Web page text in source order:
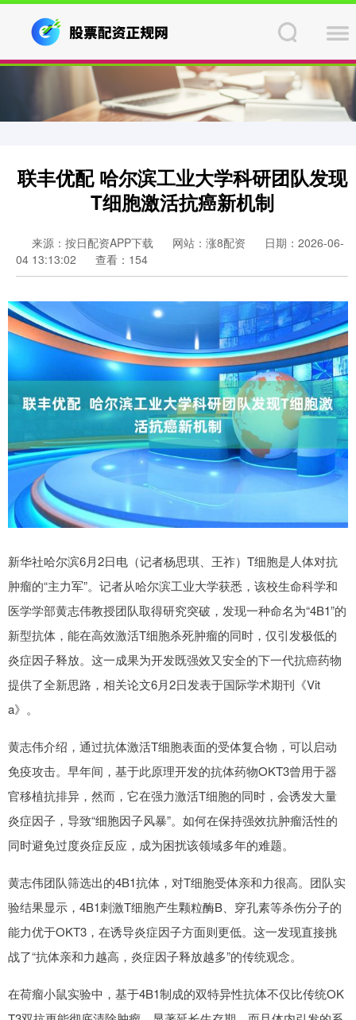
联丰优配 哈尔滨工业大学科研团队发现
T细胞激活抗癌新机制
来源：按日配资APP下载 网站：涨8配资
日期：2026-06-
04 13:13:02
查看：154
新华社哈尔滨6月2日电（记者杨思琪、王祚）T细胞是人体对抗
肿瘤的“主力军”。记者从哈尔滨工业大学获悉，该校生命科学和
医学学部黄志伟教授团队取得研究突破，发现一种命名为“4B1”的
新型抗体，能在高效激活T细胞杀死肿瘤的同时，仅引发极低的
炎症因子释放。这一成果为开发既强效又安全的下一代抗癌药物
提供了全新思路，相关论文6月2日发表于国际学术期刊《Vit
a》。
黄志伟介绍，通过抗体激活T细胞表面的受体复合物，可以启动
免疫攻击。早年间，基于此原理开发的抗体药物OKT3曾用于器
官移植抗排异，然而，它在强力激活T细胞的同时，会诱发大量
炎症因子，导致“细胞因子风暴”。如何在保持强效抗肿瘤活性的
同时避免过度炎症反应，成为困扰该领域多年的难题。
黄志伟团队筛选出的4B1抗体，对T细胞受体亲和力很高。团队实
验结果显示，4B1刺激T细胞产生颗粒酶B、穿孔素等杀伤分子的
能力优于OKT3，在诱导炎症因子方面则更低。这一发现直接挑
战了“抗体亲和力越高，炎症因子释放越多”的传统观念。
在荷瘤小鼠实验中，基于4B1制成的双特异性抗体不仅比传统OK